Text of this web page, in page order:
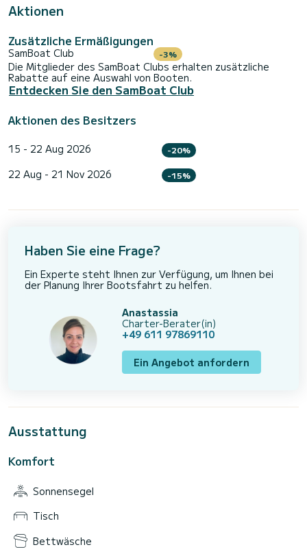
Aktionen
Zusätzliche Ermäßigungen
SamBoat Club -3%
Die Mitglieder des SamBoat Clubs erhalten zusätzliche
Rabatte auf eine Auswahl von Booten.
Entdecken Sie den SamBoat Club
Aktionen des Besitzers
15 - 22 Aug 2026 -20%
22 Aug - 21 Nov 2026 -15%
Haben Sie eine Frage?
Ein Experte steht Ihnen zur Verfügung, um Ihnen bei
der Planung Ihrer Bootsfahrt zu helfen.
Anastassia
Charter-Berater(in)
+49 611 97869110
Ein Angebot anfordern
Ausstattung
Komfort
Sonnensegel
Tisch
Bettwäsche